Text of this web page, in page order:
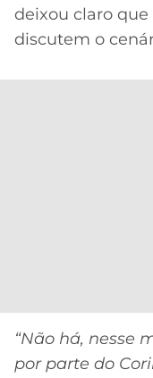
DE
FLAMENGO
MG
PREMIER
LEAGUE
COPA
deixou claro
discutem o
“Não há, nesse
por parte do